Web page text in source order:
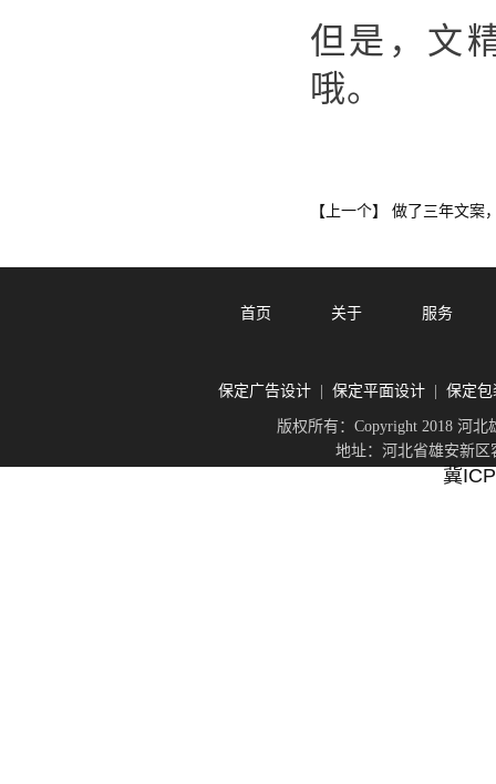
但是，文
哦。
【上一个】 做了三年文案
首页 关于 服务
保定广告设计| 保定平面设计| 保定包
版权所有：Copyright 2018 河
地址：河北省雄安新区
冀